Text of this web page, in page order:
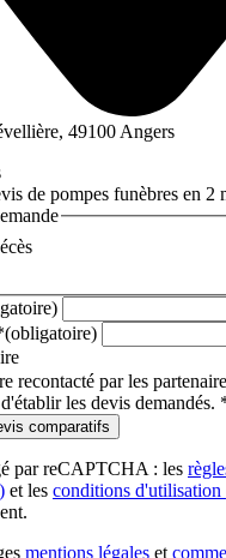
49100 Angers
de pompes funèbres en 2
(obligatoire)
recontacté par les
les devis demandés.
par reCAPTCHA : les
et les conditions d'utilisation
mentions légales et